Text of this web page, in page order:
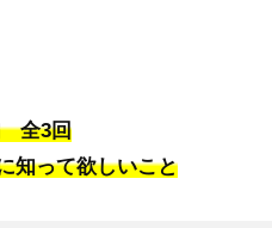
全3回
知って欲しいこと